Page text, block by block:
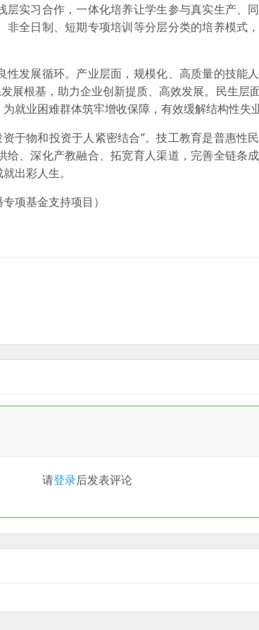
实习合作，一体化培养让学生参与真实生产、
全日制、短期专项培训等分层分类的培养模式
发展循环。产业层面，规模化、高质量的技能
展根基，助力企业创新提质、高效发展。民生层
就业困难群体筑牢增收保障，有效缓解结构性失
物和投资于人紧密结合”。技工教育是普惠性
、深化产教融合、拓宽育人渠道，完善全链条
出彩人生。
项基金支持项目）
请登录后发表评论